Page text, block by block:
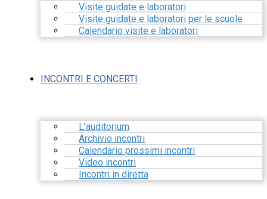
Visite guidate e laboratori
Visite guidate e laboratori per le scuole
Calendario visite e laboratori
INCONTRI E CONCERTI
L’auditorium
Archivio incontri
Calendario prossimi incontri
Video incontri
Incontri in diretta